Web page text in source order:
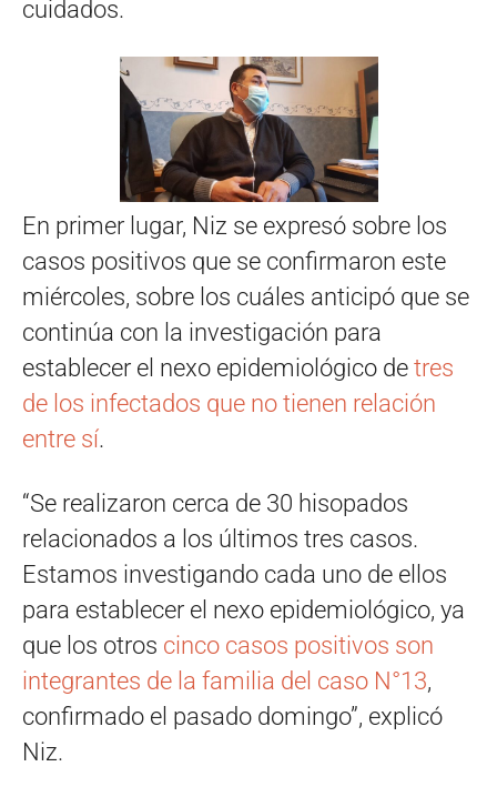
cuidados.
En primer lugar, Niz se expresó sobre los
casos positivos que se confirmaron este
miércoles, sobre los cuáles anticipó que se
continúa con la investigación para
establecer el nexo epidemiológico de tres
de los infectados que no tienen relación
entre sí.
“Se realizaron cerca de 30 hisopados
relacionados a los últimos tres casos.
Estamos investigando cada uno de ellos
para establecer el nexo epidemiológico, ya
que los otros cinco casos positivos son
integrantes de la familia del caso N°13,
confirmado el pasado domingo”, explicó
Niz.